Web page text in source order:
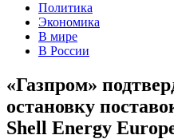
Политика
Экономика
В мире
В России
«Газпром»
остановку
Shell Energy